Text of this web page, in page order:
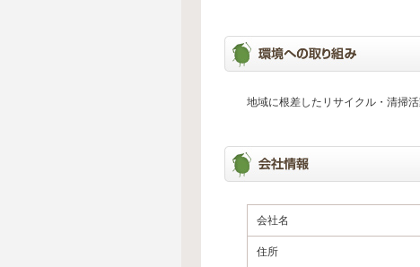
地域に根差したリサイクル・清掃
会社名
住所